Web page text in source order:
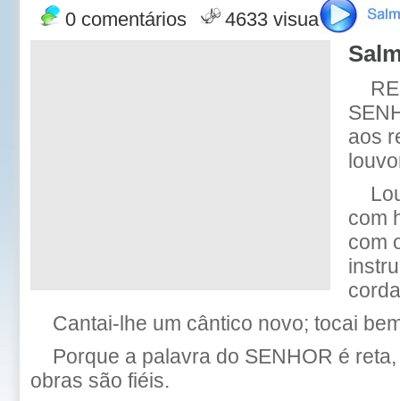
0 comentários 4633 visualizações
aos
com
com
Cantai-lhe um cântico novo; tocai
Porque a palavra do SENHOR é
obras são fiéis.